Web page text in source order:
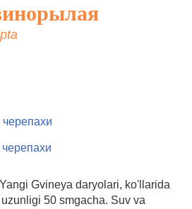
Gvineya daryolari, ko'llarida
50 smgacha. Suv va